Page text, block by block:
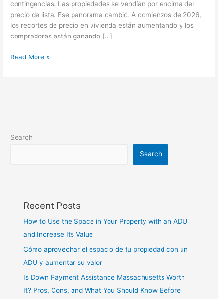
contingencias. Las propiedades se vendían por encima del
precio de lista. Ese panorama cambió. A comienzos de 2026,
los recortes de precio en vivienda están aumentando y los
compradores están ganando […]
Read More »
Search
Search
Recent Posts
How to Use the Space in Your Property with an ADU
and Increase Its Value
Cómo aprovechar el espacio de tu propiedad con un
ADU y aumentar su valor
Is Down Payment Assistance Massachusetts Worth
It? Pros, Cons, and What You Should Know Before